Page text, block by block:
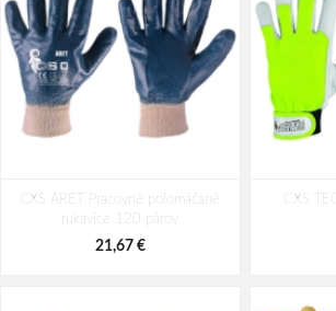
12 párov
30,10 €
CXS ARET Pracovné polomáčané
rukavice 120 párov
21,67 €
CXS